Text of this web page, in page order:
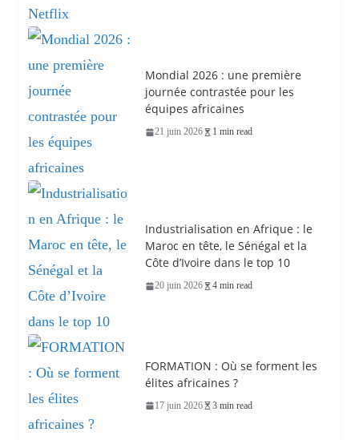
Mondial 2026 : une première
journée contrastée pour les
équipes africaines
21 juin 2026 1 min read
Industrialisation en Afrique : le
Maroc en tête, le Sénégal et la
Côte d’Ivoire dans le top 10
20 juin 2026 4 min read
FORMATION : Où se forment les
élites africaines ?
17 juin 2026 3 min read